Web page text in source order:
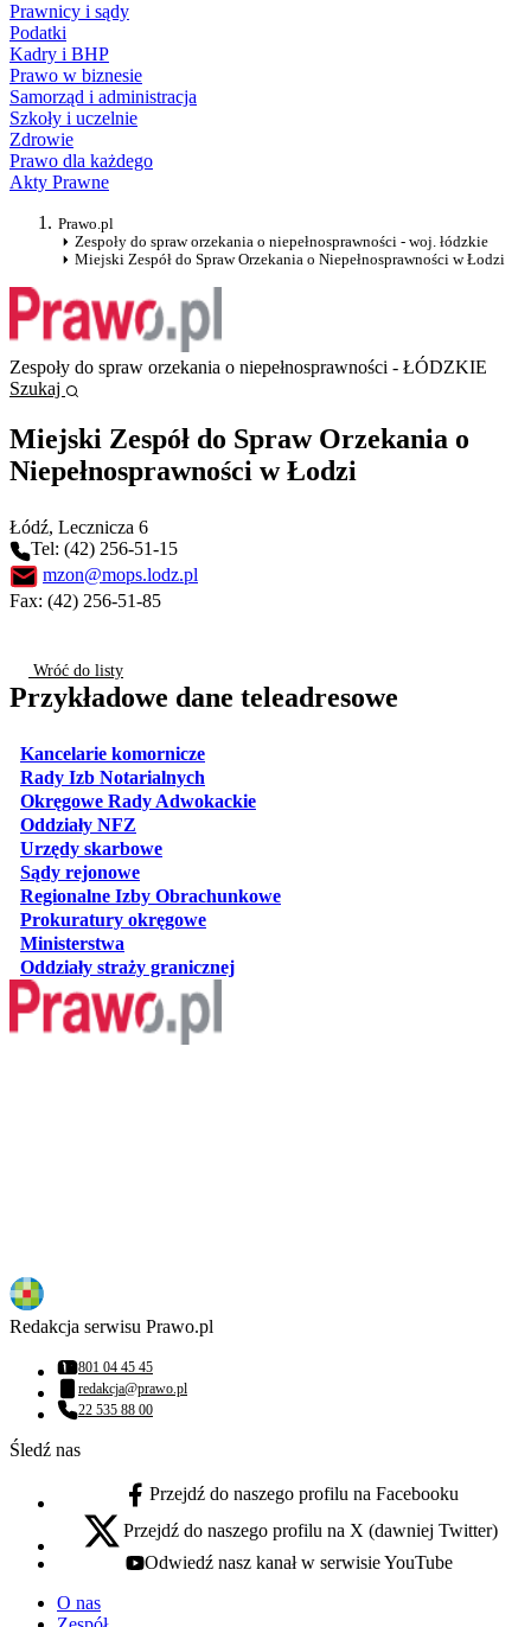
Prawnicy i sądy
Podatki
Kadry i BHP
Prawo w biznesie
Samorząd i administracja
Szkoły i uczelnie
Zdrowie
Prawo dla każdego
Akty Prawne
Prawo.pl
Zespoły do spraw orzekania o niepełnosprawności - woj. łódzkie
Miejski Zespół do Spraw Orzekania o Niepełnosprawności w Łodzi
Zespoły do spraw orzekania o niepełnosprawności - ŁÓDZKIE
Szukaj
Miejski Zespół do Spraw Orzekania o
Niepełnosprawności w Łodzi
Łódź, Lecznicza 6
Tel: (42) 256-51-15
mzon@mops.lodz.pl
Fax: (42) 256-51-85
Wróć do listy
Przykładowe dane teleadresowe
Kancelarie komorniczeotwiera się w nowej karcie
Rady Izb Notarialnych
Okręgowe Rady Adwokackieotwiera się w nowej karcie
Oddziały NFZ
Urzędy skarboweotwiera się w nowej karcie
Sądy rejonoweotwiera się w nowej karcie
Regionalne Izby Obrachunkoweotwiera się w nowej karcie
Prokuratury okręgoweotwiera się w nowej karcie
Ministerstwa
Oddziały straży granicznejotwiera się w nowej karcie
Redakcja serwisu Prawo.pl
Numer telefonu:
801 04 45 45
Adres email:
redakcja@prawo.pl
Numer telefonu:
22 535 88 00
Śledź nas
facebook - otwiera się w nowej karcie
Przejdź do naszego profilu na Facebooku
x - otwiera się w nowej karcie
Przejdź do naszego profilu na X (dawniej Twitter)
youtube - otwiera się w nowej karcie
Odwiedź nasz kanał w serwisie YouTube
O nas